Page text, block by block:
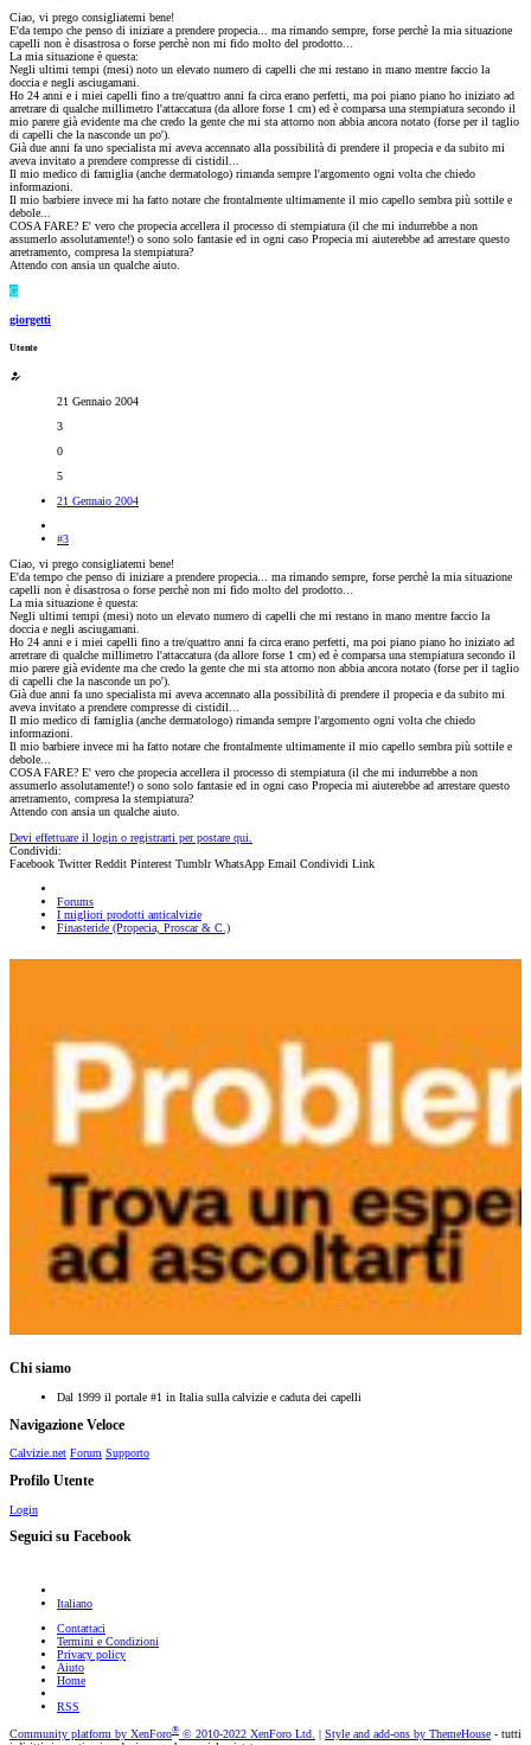
Ciao, vi prego consigliatemi bene!
E'da tempo che penso di iniziare a prendere propecia... ma rimando sempre, forse perchè la mia situazione
capelli non è disastrosa o forse perchè non mi fido molto del prodotto...
La mia situazione è questa:
Negli ultimi tempi (mesi) noto un elevato numero di capelli che mi restano in mano mentre faccio la
doccia e negli asciugamani.
Ho 24 anni e i miei capelli fino a tre/quattro anni fa circa erano perfetti, ma poi piano piano ho iniziato ad
arretrare di qualche millimetro l'attaccatura (da allore forse 1 cm) ed è comparsa una stempiatura secondo il
mio parere già evidente ma che credo la gente che mi sta attorno non abbia ancora notato (forse per il taglio
di capelli che la nasconde un po').
Già due anni fa uno specialista mi aveva accennato alla possibilità di prendere il propecia e da subito mi
aveva invitato a prendere compresse di cistidil...
Il mio medico di famiglia (anche dermatologo) rimanda sempre l'argomento ogni volta che chiedo
informazioni.
Il mio barbiere invece mi ha fatto notare che frontalmente ultimamente il mio capello sembra più sottile e
debole...
COSA FARE? E' vero che propecia accellera il processo di stempiatura (il che mi indurrebbe a non
assumerlo assolutamente!) o sono solo fantasie ed in ogni caso Propecia mi aiuterebbe ad arrestare questo
arretramento, compresa la stempiatura?
Attendo con ansia un qualche aiuto.
G
giorgetti
Utente
21 Gennaio 2004
3
0
5
21 Gennaio 2004
#3
Ciao, vi prego consigliatemi bene!
E'da tempo che penso di iniziare a prendere propecia... ma rimando sempre, forse perchè la mia situazione
capelli non è disastrosa o forse perchè non mi fido molto del prodotto...
La mia situazione è questa:
Negli ultimi tempi (mesi) noto un elevato numero di capelli che mi restano in mano mentre faccio la
doccia e negli asciugamani.
Ho 24 anni e i miei capelli fino a tre/quattro anni fa circa erano perfetti, ma poi piano piano ho iniziato ad
arretrare di qualche millimetro l'attaccatura (da allore forse 1 cm) ed è comparsa una stempiatura secondo il
mio parere già evidente ma che credo la gente che mi sta attorno non abbia ancora notato (forse per il taglio
di capelli che la nasconde un po').
Già due anni fa uno specialista mi aveva accennato alla possibilità di prendere il propecia e da subito mi
aveva invitato a prendere compresse di cistidil...
Il mio medico di famiglia (anche dermatologo) rimanda sempre l'argomento ogni volta che chiedo
informazioni.
Il mio barbiere invece mi ha fatto notare che frontalmente ultimamente il mio capello sembra più sottile e
debole...
COSA FARE? E' vero che propecia accellera il processo di stempiatura (il che mi indurrebbe a non
assumerlo assolutamente!) o sono solo fantasie ed in ogni caso Propecia mi aiuterebbe ad arrestare questo
arretramento, compresa la stempiatura?
Attendo con ansia un qualche aiuto.
Devi effettuare il login o registrarti per postare qui.
Condividi:
Facebook Twitter Reddit Pinterest Tumblr WhatsApp Email Condividi Link
Forums
I migliori prodotti anticalvizie
Finasteride (Propecia, Proscar & C.)
Chi siamo
Dal 1999 il portale #1 in Italia sulla calvizie e caduta dei capelli
Navigazione Veloce
Calvizie.net Forum Supporto
Profilo Utente
Login
Seguici su Facebook
Italiano
Contattaci
Termini e Condizioni
Privacy policy
Aiuto
Home
RSS
Community platform by XenForo® © 2010-2022 XenForo Ltd. Style and add-ons by ThemeHouse - tutti